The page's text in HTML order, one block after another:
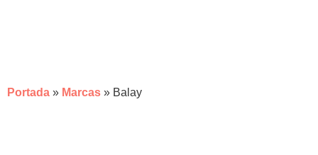
Portada » Marcas » Balay